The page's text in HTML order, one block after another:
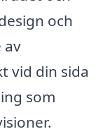
och
av
vid din sida
som